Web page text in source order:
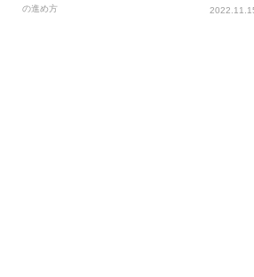
の進め方